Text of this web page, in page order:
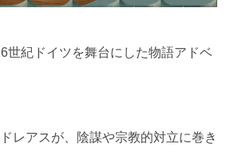
世紀ドイツを舞台にした物語アドベ
レアスが、陰謀や宗教的対立に巻き